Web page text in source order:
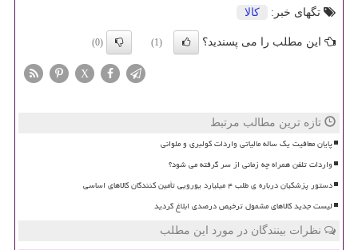
تگهای خبر:
كالا
این مطلب را می پسندید؟ (1)
(0)
X
تازه ترین مطالب مرتبط
پایان معافیت یک ساله مالیاتی واردات کولبری و ملوانی
واردات تلفن همراه چه زمانی از سر گرفته می شود؟
دستور پزشکیان درباره ی طلب ۴ میلیارد یورویی تأمین کنندگان کالاهای اساسی
لیست جدید کالاهای مشمول ترخیص درصدی ابلاغ گردید
نظرات بینندگان در مورد این مطلب